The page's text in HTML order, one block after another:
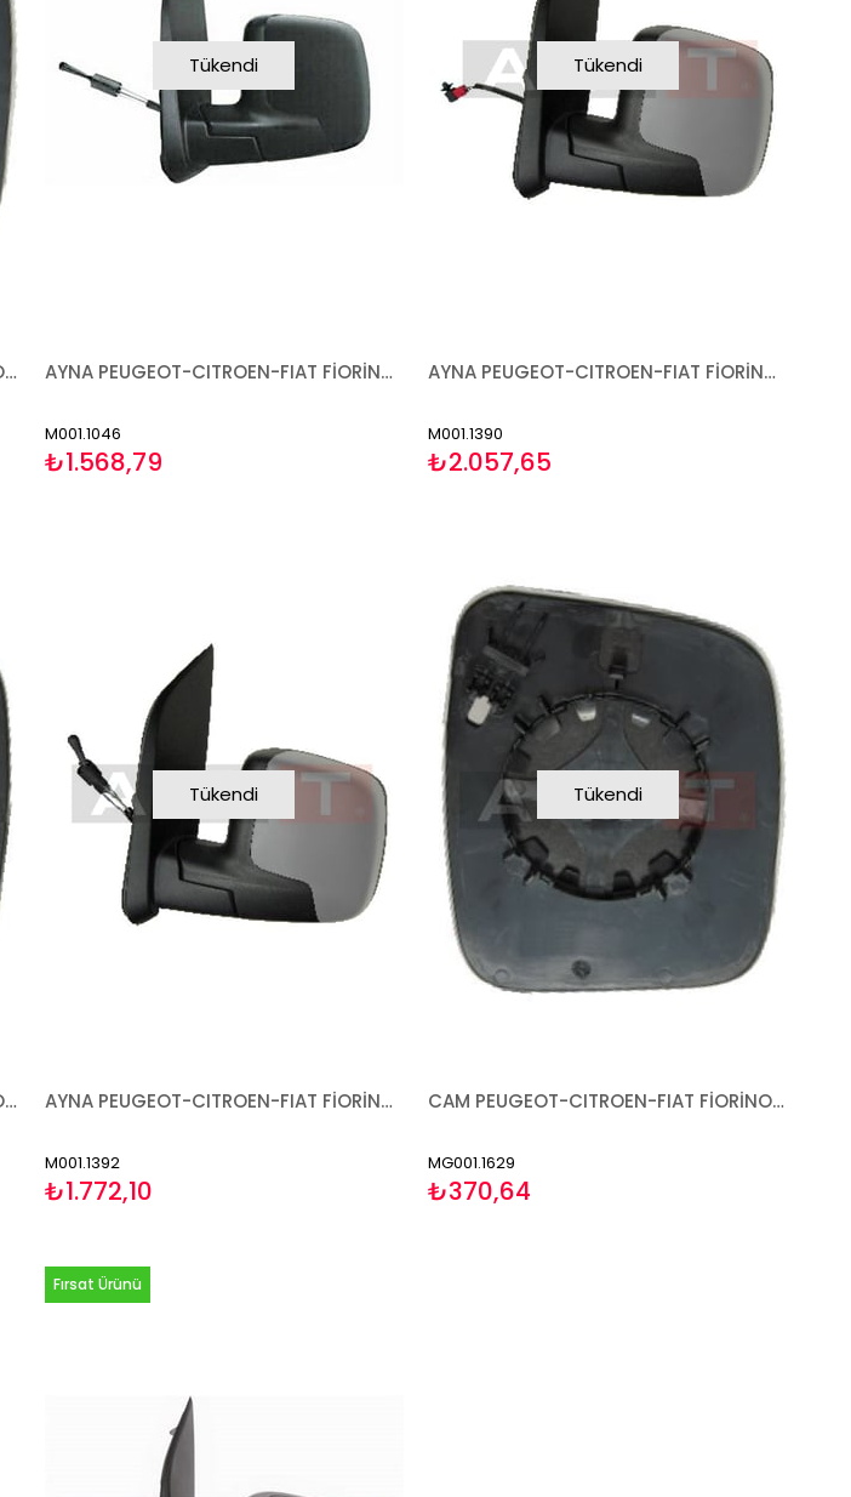
CAM PEUGEOT-CITROEN-FIAT FİORİNO BİPPER NEMO 2007- SOL
Tükendi
AYNA PEUGEOT-CITROEN-FIAT FİORİNO BİPPER NEMO 2007- MEKANİK SOL
M001.1046
₺1.568,79
Tükendi
AYNA PEUGEOT-CITROEN-FIAT FİORİNO BİPPER NEMO 2007- ELEKTRİKLİ ISITMALI ASTARLI SOL
M001.1390
₺2.057,65
CAM PEUGEOT-CITROEN-FIAT FİORİNO BİPPER NEMO 2007- ISITMALI SOL
Tükendi
AYNA PEUGEOT-CITROEN-FIAT FİORİNO BİPPER NEMO 2007- MEKANİK ASTARLI SAĞ
M001.1392
₺1.772,10
Tükendi
CAM PEUGEOT-CITROEN-FIAT FİORİNO BİPPER NEMO 2007- SAĞ
MG001.1629
₺370,64
Fırsat Ürünü